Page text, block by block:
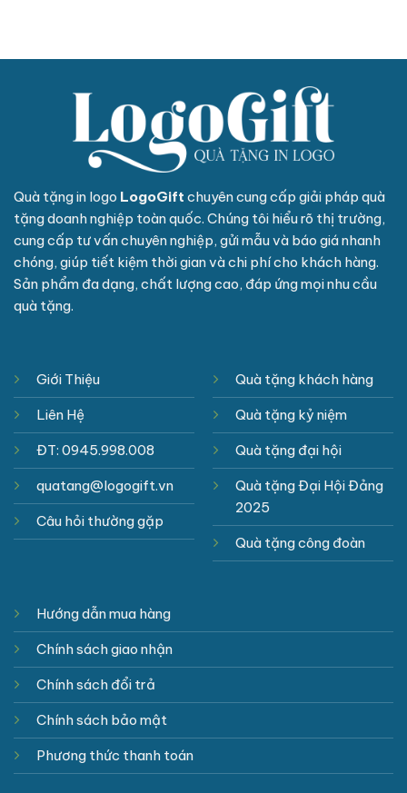
Quà tặng in logo LogoGift chuyên cung cấp giải pháp quà
tặng doanh nghiệp toàn quốc. Chúng tôi hiểu rõ thị trường,
cung cấp tư vấn chuyên nghiệp, gửi mẫu và báo giá nhanh
chóng, giúp tiết kiệm thời gian và chi phí cho khách hàng.
Sản phẩm đa dạng, chất lượng cao, đáp ứng mọi nhu cầu
quà tặng.
Giới Thiệu
Liên Hệ
ĐT: 0945.998.008
quatang@logogift.vn
Câu hỏi thường gặp
Quà tặng khách hàng
Quà tặng kỷ niệm
Quà tặng đại hội
Quà tặng Đại Hội Đảng
2025
Quà tặng công đoàn
Hướng dẫn mua hàng
Chính sách giao nhận
Chính sách đổi trả
Chính sách bảo mật
Phương thức thanh toán